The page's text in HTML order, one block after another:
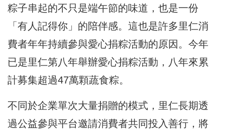
粽子串起的不只是端午節的味道，也是一份
「有人記得你」的陪伴感。這也是許多里仁消
費者年年持續參與愛心捐粽活動的原因。今年
已是里仁第八年舉辦愛心捐粽活動，八年來累
計募集超過47萬顆蔬食粽。
不同於企業單次大量捐贈的模式，里仁長期透
過公益參與平台邀請消費者共同投入善行，將